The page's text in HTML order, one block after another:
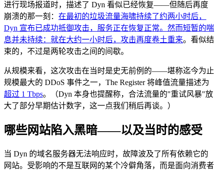
进行现场报道时，描述了 Dyn 看似已经恢复——但随后再度
崩溃的那一刻： 在最初的垃圾流量海啸持续了约两小时后，
Dyn 宣布已成功抵御攻击，服务正在恢复正常。然而短暂的喘
息并未持续：就在大约一小时后，攻击再度卷土重来。看似结
束的，不过是两轮攻击之间的间歇。
从规模来看，这次攻击在当时是史无前例的——堪称迄今为止
规模最大的 DDoS 事件之一，The Register 将峰值流量描述为
超过 1 Tbps。（Dyn 本身也提醒称，合法流量的"重试风暴"放
大了部分早期估计数字，这一点我们稍后再谈。）
哪些网站陷入黑暗——以及当时的感受
当 Dyn 的域名服务器无法响应时，故障波及了所有依赖它的
网站。受影响的不是互联网的某个冷僻角落，而是面向消费者